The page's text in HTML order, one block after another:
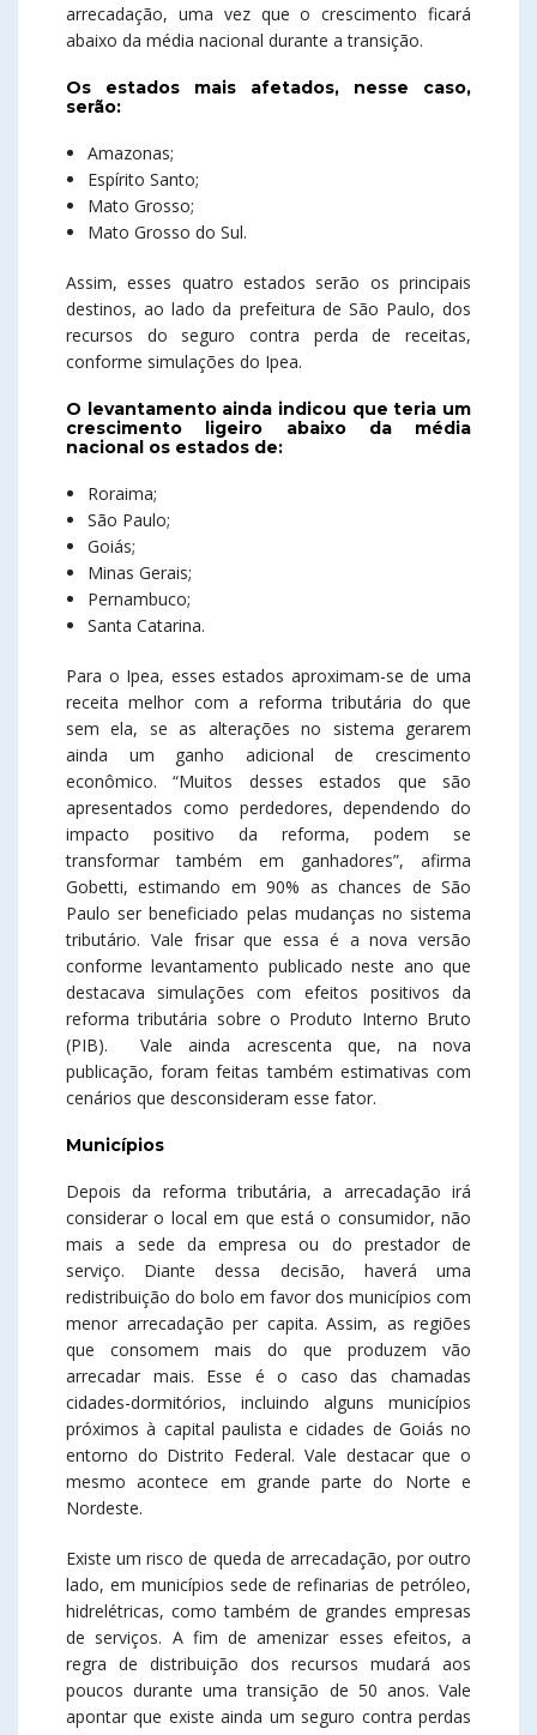
arrecadação, uma vez que o crescimento ficará
abaixo da média nacional durante a transição.
Os estados mais afetados, nesse caso,
serão:
Amazonas;
Espírito Santo;
Mato Grosso;
Mato Grosso do Sul.
Assim, esses quatro estados serão os principais
destinos, ao lado da prefeitura de São Paulo, dos
recursos do seguro contra perda de receitas,
conforme simulações do Ipea.
O levantamento ainda indicou que teria um
crescimento ligeiro abaixo da média
nacional os estados de:
Roraima;
São Paulo;
Goiás;
Minas Gerais;
Pernambuco;
Santa Catarina.
Para o Ipea, esses estados aproximam-se de uma
receita melhor com a reforma tributária do que
sem ela, se as alterações no sistema gerarem
ainda um ganho adicional de crescimento
econômico. “Muitos desses estados que são
apresentados como perdedores, dependendo do
impacto positivo da reforma, podem se
transformar também em ganhadores”, afirma
Gobetti, estimando em 90% as chances de São
Paulo ser beneficiado pelas mudanças no sistema
tributário. Vale frisar que essa é a nova versão
conforme levantamento publicado neste ano que
destacava simulações com efeitos positivos da
reforma tributária sobre o Produto Interno Bruto
(PIB). Vale ainda acrescenta que, na nova
publicação, foram feitas também estimativas com
cenários que desconsideram esse fator.
Municípios
Depois da reforma tributária, a arrecadação irá
considerar o local em que está o consumidor, não
mais a sede da empresa ou do prestador de
serviço. Diante dessa decisão, haverá uma
redistribuição do bolo em favor dos municípios com
menor arrecadação per capita. Assim, as regiões
que consomem mais do que produzem vão
arrecadar mais. Esse é o caso das chamadas
cidades-dormitórios, incluindo alguns municípios
próximos à capital paulista e cidades de Goiás no
entorno do Distrito Federal. Vale destacar que o
mesmo acontece em grande parte do Norte e
Nordeste.
Existe um risco de queda de arrecadação, por outro
lado, em municípios sede de refinarias de petróleo,
hidrelétricas, como também de grandes empresas
de serviços. A fim de amenizar esses efeitos, a
regra de distribuição dos recursos mudará aos
poucos durante uma transição de 50 anos. Vale
apontar que existe ainda um seguro contra perdas